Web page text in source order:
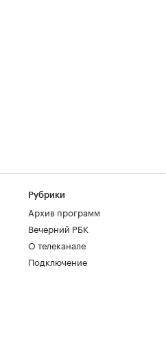
Рубрики
Архив программ
Вечерний РБК
О телеканале
Подключение